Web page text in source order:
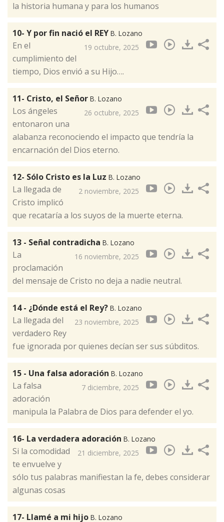
la historia humana y para los humanos
10- Y por fin nació el REY B. Lozano
19 octubre, 2025
En el
cumplimiento del
tiempo, Dios envió a su Hijo….
11- Cristo, el Señor B. Lozano
26 octubre, 2025
Los ángeles
entonaron una
alabanza reconociendo el impacto que tendría la
encarnación del Dios eterno.
12- Sólo Cristo es la Luz B. Lozano
2 noviembre, 2025
La llegada de
Cristo implicó
que recataría a los suyos de la muerte eterna.
13 - Señal contradicha B. Lozano
16 noviembre, 2025
La
proclamación
del mensaje de Cristo no deja a nadie neutral.
14 - ¿Dónde está el Rey? B. Lozano
23 noviembre, 2025
La llegada del
verdadero Rey
fue ignorada por quienes decían ser sus súbditos.
15 - Una falsa adoración B. Lozano
7 diciembre, 2025
La falsa
adoración
manipula la Palabra de Dios para defender el yo.
16- La verdadera adoración B. Lozano
21 diciembre, 2025
Si la comodidad
te envuelve y
sólo tus palabras manifiestan la fe, debes considerar
algunas cosas
17- Llamé a mi hijo B. Lozano